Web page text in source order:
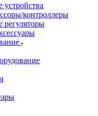
контроллеры
регуляторы